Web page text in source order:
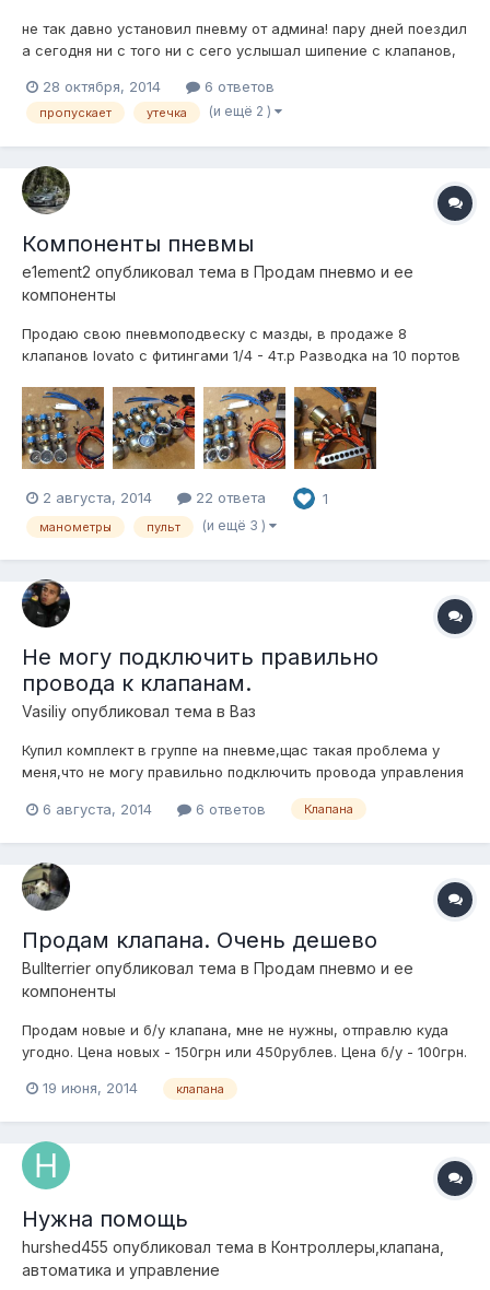
не так давно установил пневму от админа! пару дней поездил
а сегодня ни с того ни с сего услышал шипение с клапанов,
равномерно что за фигня такая? травит только 1 клапан,
брак? что можно сделать?
28 октября, 2014 6 ответов
пропускает утечка (и ещё 2 )
Компоненты пневмы
e1ement2 опубликовал тема в Продам пневмо и ее
компоненты
Продаю свою пневмоподвеску с мазды, в продаже 8
клапанов lovato с фитингами 1/4 - 4т.р Разводка на 10 портов
фитингами - 3,5т.р Пульт управления custom - 3т.р Реле
давления 6-8bar viair - 700р Подушки universal aero sport
2шт. с креплениями п...
2 августа, 2014 22 ответа 1
манометры пульт (и ещё 3 )
Не могу подключить правильно
провода к клапанам.
Vasiliy опубликовал тема в Ваз
Купил комплект в группе на пневме,щас такая проблема у
меня,что не могу правильно подключить провода управления
стойка или две вообще не поднимают,и бывает так что не
6 августа, 2014 6 ответов Клапана
Продам клапана. Очень дешево
Bullterrier опубликовал тема в Продам пневмо и ее
компоненты
Продам новые и б/у клапана, мне не нужны, отправлю куда
угодно. Цена новых - 150грн или 450рублев. Цена б/у - 100грн.
+38(063)247 68 02
19 июня, 2014 клапана
Нужна помощь
hurshed455 опубликовал тема в Контроллеры,клапана,
автоматика и управление